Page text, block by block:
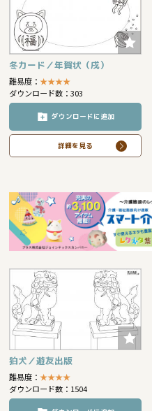
冬カード／年賀状（戌）
難易度：★★★★
ダウンロード数：303
ダウンロードに追加
詳細を見る
狛犬／遊友出版
難易度：★★★★
ダウンロード数：1504